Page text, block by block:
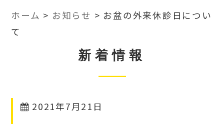
ホーム > お知らせ > お盆の外来休診日につい
て
新着情報
2021年7月21日